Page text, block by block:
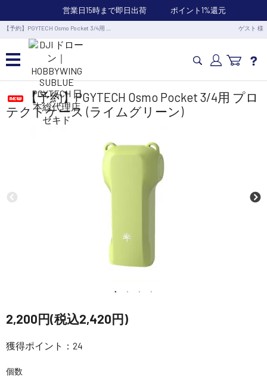
営業日15時まで即日出荷 ポイント1%還元
【予約】PGYTECH Osmo Pocket 3/4用 … ゲスト 様
カメラドローン・生活家電
業務用ドローン・業務関連製品
サポート・Q&A / 法人・学生のお客様
【予約】PGYTECH Osmo Pocket 3/4用 プロ
テクトケース (ライムグリーン)
2,200円(税込2,420円)
獲得ポイント：24
個数